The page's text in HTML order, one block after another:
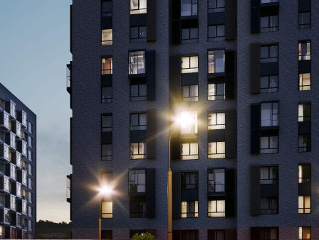
Желаемый / подходящий вид деятельности
Размер площади (м2)
84.8
Цена за помещение
18 572 202 руб.
О помещении